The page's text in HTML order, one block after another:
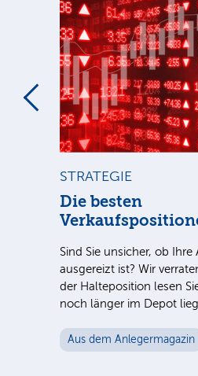
STRATEGIE
Die besten
Sind Sie unsicher, ob Ihre
ausgereizt ist? Wir
der Halteposition lesen
noch länger im Depot
Aus dem Anlegermagazin